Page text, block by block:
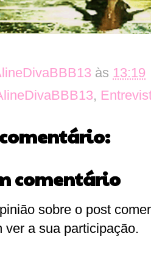
às 13:19
,
comentário
sobre o post
ver a sua participação.